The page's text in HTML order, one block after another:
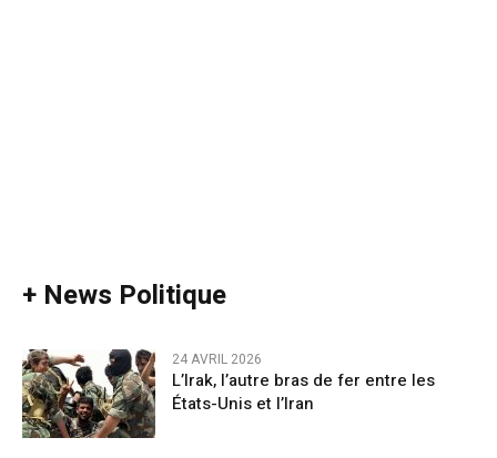
+ News Politique
24 AVRIL 2026
L’Irak, l’autre bras de fer entre les
États-Unis et l’Iran